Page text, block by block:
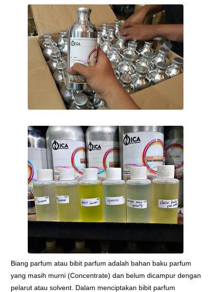
Biang parfum atau bibit parfum adalah bahan baku parfum
yang masih murni (Concentrate) dan belum dicampur dengan
pelarut atau solvent. Dalam menciptakan bibit parfum